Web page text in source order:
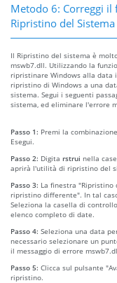
Metodo 6: Correggi il
Ripristino del Sistema
Il Ripristino del sistema è
mswb7.dll. Utilizzando la
ripristinare Windows alla data
ripristino di Windows a una
sistema. Segui i seguenti
sistema, ed eliminare l'errore
Passo 1: Premi la
Esegui.
Passo 2: Digita rstrui nella
aprirà l'utilità di ripristino del
Passo 3: La finestra "Ripristino
ripristino differente". In tal
Seleziona la casella di
elenco completo di date.
Passo 4: Seleziona una data
necessario selezionare un
il messaggio di errore
Passo 5: Clicca sul pulsante
ripristino.